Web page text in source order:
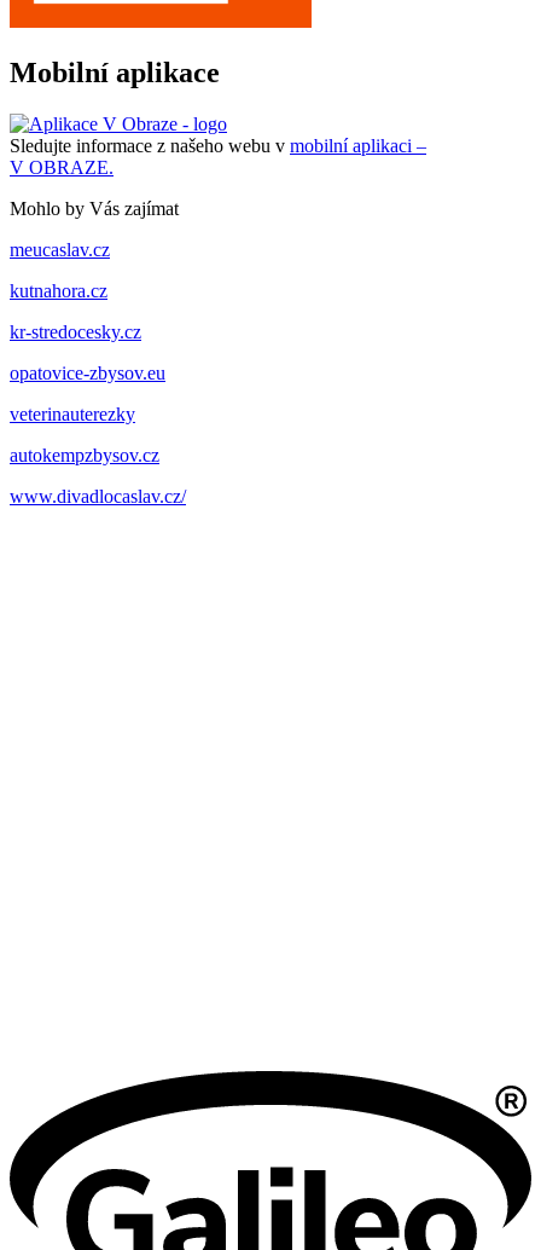
Mobilní aplikace
Sledujte informace z našeho webu v mobilní aplikaci –
V OBRAZE.
Mohlo by Vás zajímat
meucaslav.cz
kutnahora.cz
kr-stredocesky.cz
opatovice-zbysov.eu
veterinauterezky
autokempzbysov.cz
www.divadlocaslav.cz/